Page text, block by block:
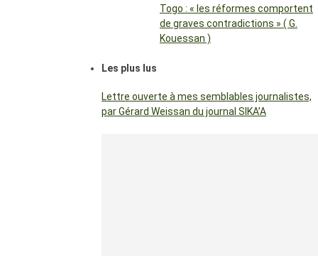
Togo : « les réformes comportent
de graves contradictions » ( G.
Kouessan )
Les plus lus
Lettre ouverte à mes semblables journalistes,
par Gérard Weissan du journal SIKA’A